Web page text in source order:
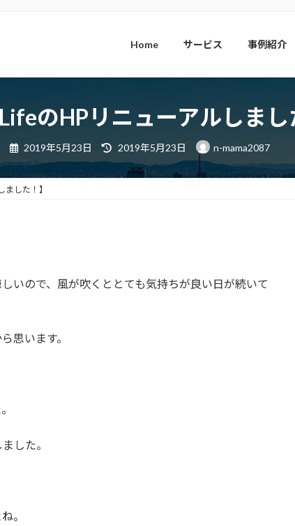
Home サービス 事例紹介
LifeのHPリニューアルしまし
2019年5月23日
最
終
更
新
日
2019年5月23日 n-mama2087
ました！】
いので、風が吹くととても気持ちが良い日が続いて
思います。
した。
。